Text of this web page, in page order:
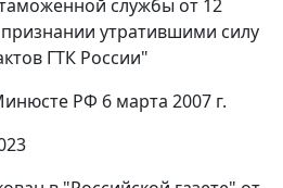
службы от 12
утратившими силу
ГТК России"
РФ 6 марта 2007 г.